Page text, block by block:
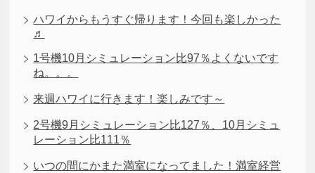
ハワイからもうすぐ帰ります！今回も楽しかった
♬
1号機10月シミュレーション比97％よくないです
ね。。。
来週ハワイに行きます！楽しみです～
2号機9月シミュレーション比127％、10月シミュ
レーション比111％
いつの間にかまた満室になってました！満室経営